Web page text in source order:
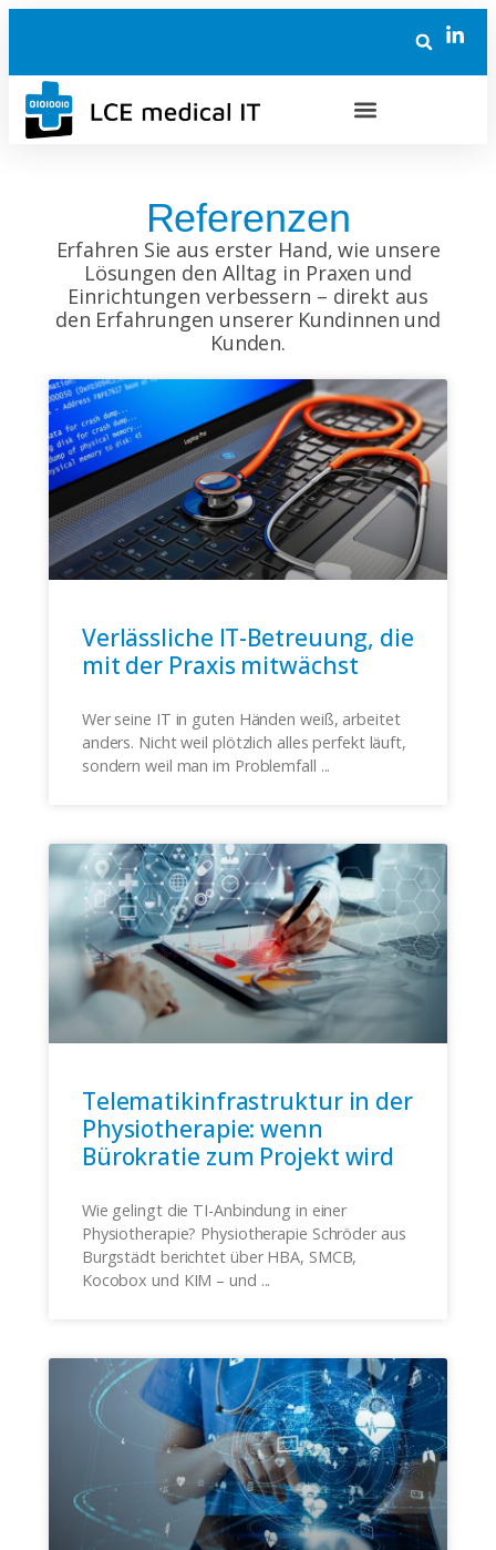
Referenzen
Erfahren Sie aus erster Hand, wie unsere
Lösungen den Alltag in Praxen und
Einrichtungen verbessern – direkt aus
den Erfahrungen unserer Kundinnen und
Kunden.
Verlässliche IT-Betreuung, die
mit der Praxis mitwächst
Wer seine IT in guten Händen weiß, arbeitet
anders. Nicht weil plötzlich alles perfekt läuft,
sondern weil man im Problemfall
Telematikinfrastruktur in der
Physiotherapie: wenn
Bürokratie zum Projekt wird
Wie gelingt die TI-Anbindung in einer
Physiotherapie? Physiotherapie Schröder aus
Burgstädt berichtet über HBA, SMCB,
Kocobox und KIM – und